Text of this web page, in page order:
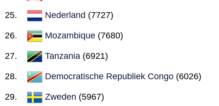
Nederland (7727)
Mozambique (7680)
Tanzania (6921)
Democratische Republiek Congo (6026)
Zweden (5967)